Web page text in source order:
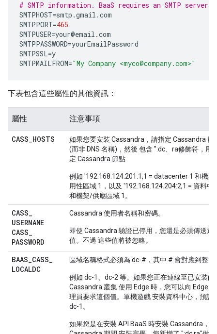
# SMTP information. BaaS requires an SMTP server.
SMTPHOST=smtp .gmail .com
SMTPPORT=465
SMTPUSER=your@email .com
SMTPPASSWORD=yourEmailPassword
SMTPSSL=y
SMTPMAILFROM="My Company <myco@company.com>"
下表包含這些屬性的其他資訊：
屬性 注意事項
CASS_HOSTS
如果您要安裝 Cassandra，請指定 Cassandra 節
(而非 DNS 名稱)，然後 包含 ":dc、ra修飾符，用
定 Cassandra 節點
例如 '192.168.124.201:1,1 = datacenter 1 和機
用性區域 1，以及 '192.168.124.204:2,1 = 資料中
和機架/供應區域 1。
CASS_
USERNAME
CASS_
PASSWORD
Cassandra 使用者名稱和密碼。
即使 Cassandra 驗證已停用，您還是必須傳送這
值。不過 這些值將被忽略。
BAAS_CASS_
LOCALDC
區域名稱格式必須為 dc-#，其中 # 會對應到整數
例如 dc-1、dc-2 等。如果您正在連線至已安裝的
Cassandra 叢集 使用 Edge 時，您可以向 Edge
理員要求這個值。單機遊戲 安裝資料中心，預設
dc-1。
如果您是在安裝 API BaaS 時安裝 Cassandra，在